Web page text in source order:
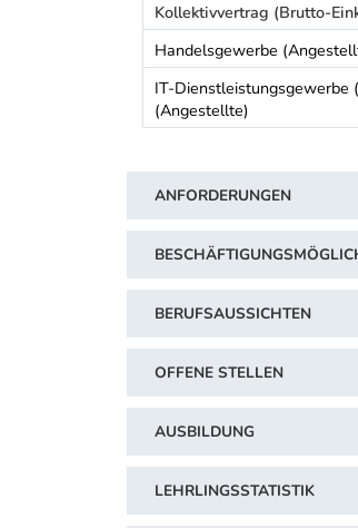
Kollektivvertrag (Brutto-
Handelsgewerbe
IT-Dienstleistungsgewerbe
(Angestellte)
ANFORDERUNGEN
BERUFSAUSSICHTEN
OFFENE STELLEN
AUSBILDUNG
LEHRLINGSSTATISTIK